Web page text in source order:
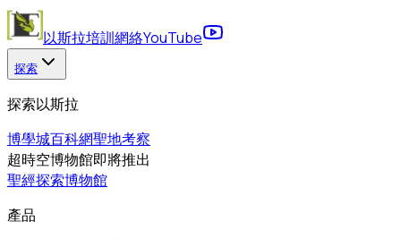
以斯拉培訓網絡YouTube
探索
探索以斯拉
博學城百科網聖地考察
超時空博物館即將推出
聖經探索博物館
產品